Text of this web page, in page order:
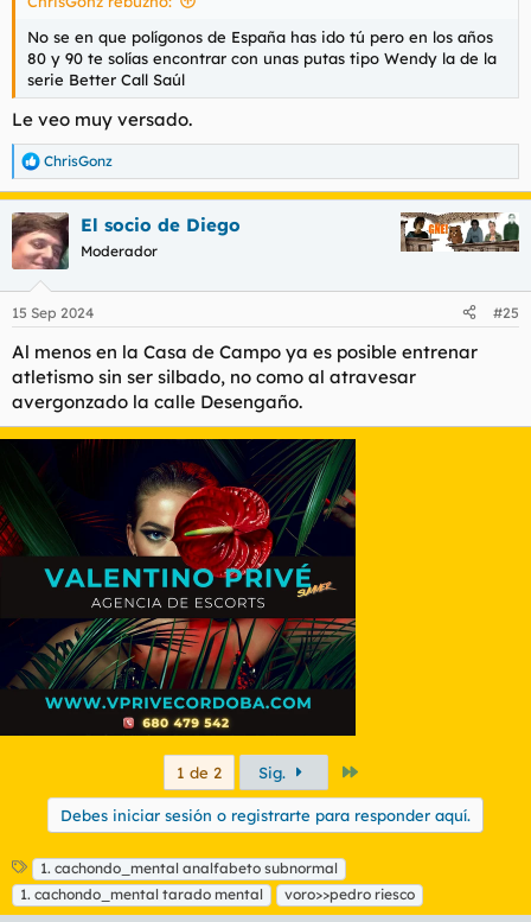
No se en que polígonos de España has ido tú pero en los años
80 y 90 te solías encontrar con unas putas tipo Wendy la de la
serie Better Call Saúl
Le veo muy versado.
R
e
a
c
c
i
e
:
ChrisGonz
El socio de Diego
Moderador
15 Sep 2024 #25
Al menos en la Casa de Campo ya es posible entrenar
atletismo sin ser silbado, no como al atravesar
avergonzado la calle Desengaño.
1 de 2 Sig.
Debes iniciar sesión o registrarte para responder aquí.
E
t
i
1. cachondo_mental analfabeto subnormal
1. cachondo_mental tarado mental
voro>>pedro riesco